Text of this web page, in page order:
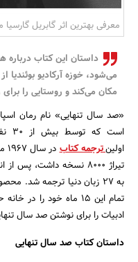
معرفی بهترین اثر گابریل
داستان این کتاب درباره
می‌شود، خوزه آرکادیو
مکان می‌کند و روستایی را
«صد سال تنهایی» نام رمان
اولینترجمه کتاب
تیراژ 8000 نسخه داشت،
ادبیات را برای نوشتن صد سال
داستان کتاب صد سال تنهایی